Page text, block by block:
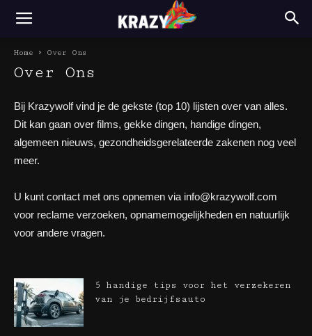
Home Over Ons
Over Ons
Bij Krazywolf vind je de gekste (top 10) lijsten over van alles.
Dit kan gaan over films, gekke dingen, handige dingen,
algemeen nieuws, gezondheidsgerelateerde zakenen nog veel
meer.
U kunt contact met ons opnemen via info@krazywolf.com
voor reclame verzoeken, opnamemogelijkheden en natuurlijk
voor andere vragen.
5 handige tips voor het verzekeren
van je bedrijfsauto